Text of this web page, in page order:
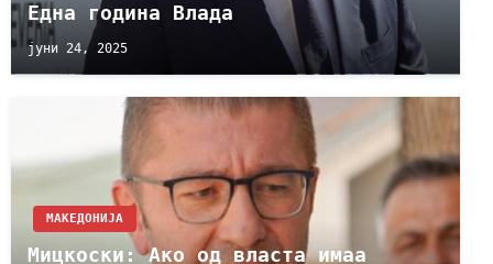
Eдна година Влада
јуни 24, 2025
МАКЕДОНИЈА
Мицкоски: Ако од власта имаа